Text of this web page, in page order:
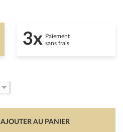
3x Paiement
sans frais
AJOUTER AU PANIER